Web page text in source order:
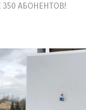
АБОНЕНТОВ!